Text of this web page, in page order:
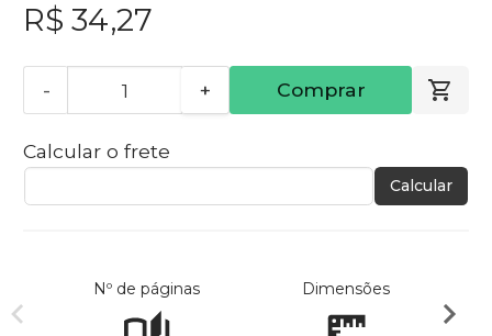
R$ 34,27
- + Comprar
Calcular o frete
Calcular
Nº de páginas Dimensões